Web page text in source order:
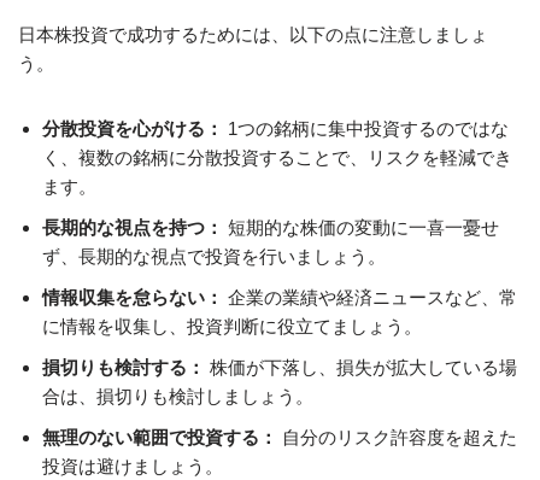
日本株投資で成功するためには、以下の点に注意しましょ
う。
分散投資を心がける：
1つの銘柄に集中投資するのではな
く、複数の銘柄に分散投資することで、リスクを軽減でき
ます。
長期的な視点を持つ： 短期的な株価の変動に一喜一憂せ
ず、長期的な視点で投資を行いましょう。
情報収集を怠らない： 企業の業績や経済ニュースなど、常
に情報を収集し、投資判断に役立てましょう。
損切りも検討する： 株価が下落し、損失が拡大している場
合は、損切りも検討しましょう。
無理のない範囲で投資する：
自分のリスク許容度を超えた
投資は避けましょう。